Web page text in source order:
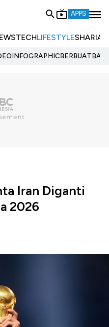
APPS
TECHLIFESTYLESHARIA
INFOGRAPHIC
Iran Diganti
2026